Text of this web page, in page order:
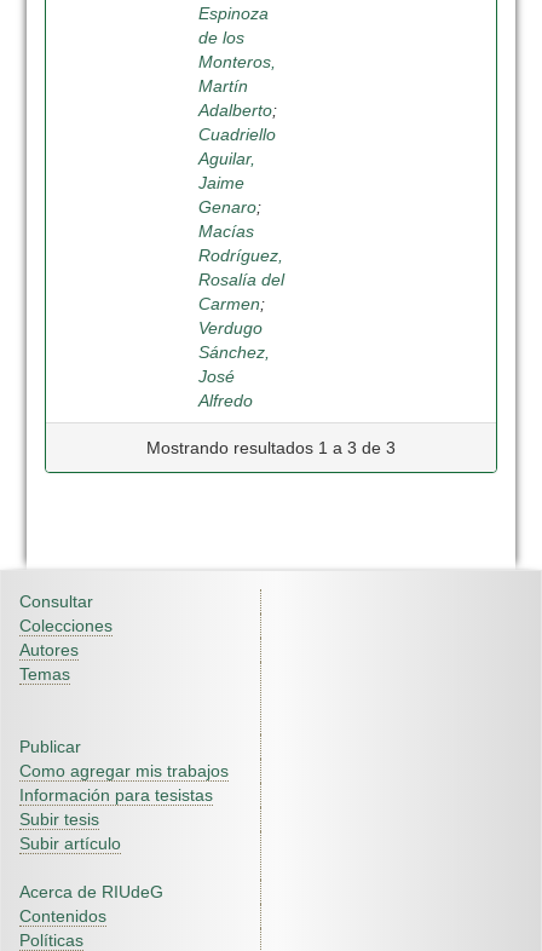
Espinoza
de los
Monteros,
Martín
Adalberto;
Cuadriello
Aguilar,
Jaime
Genaro;
Macías
Rodríguez,
Rosalía del
Carmen;
Verdugo
Sánchez,
José
Alfredo
Mostrando resultados 1 a 3 de 3
Consultar
Colecciones
Autores
Temas
Publicar
Como agregar mis trabajos
Información para tesistas
Subir tesis
Subir artículo
Acerca de RIUdeG
Contenidos
Políticas